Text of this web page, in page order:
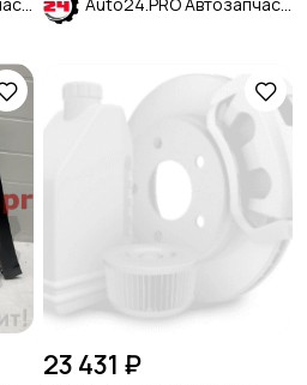
23 431 ₽